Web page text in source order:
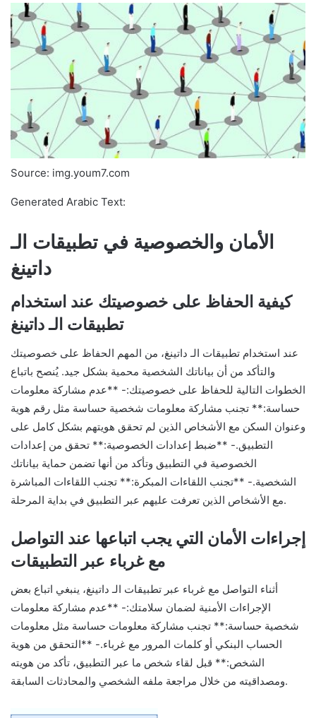
Source: img.youm7.com
Generated Arabic Text:
الأمان والخصوصية في تطبيقات الـ
داتينغ
كيفية الحفاظ على خصوصيتك عند استخدام
تطبيقات الـ داتينغ
عند استخدام تطبيقات الـ داتينغ، من المهم الحفاظ على خصوصيتك
والتأكد من أن بياناتك الشخصية محمية بشكل جيد. يُنصح باتباع
الخطوات التالية للحفاظ على خصوصيتك:- **عدم مشاركة معلومات
حساسة:** تجنب مشاركة معلومات شخصية حساسة مثل رقم هوية
وعنوان السكن مع الأشخاص الذين لم تحقق هويتهم بشكل كامل على
التطبيق.- **ضبط إعدادات الخصوصية:** تحقق من إعدادات
الخصوصية في التطبيق وتأكد من أنها تضمن حماية بياناتك
الشخصية.- **تجنب اللقاءات المبكرة:** تجنب اللقاءات المباشرة
مع الأشخاص الذين تعرفت عليهم عبر التطبيق في بداية المرحلة.
إجراءات الأمان التي يجب اتباعها عند التواصل
مع غرباء عبر التطبيقات
أثناء التواصل مع غرباء عبر تطبيقات الـ داتينغ، ينبغي اتباع بعض
الإجراءات الأمنية لضمان سلامتك:- **عدم مشاركة معلومات
شخصية حساسة:** تجنب مشاركة معلومات حساسة مثل معلومات
الحساب البنكي أو كلمات المرور مع غرباء.- **التحقق من هوية
الشخص:** قبل لقاء شخص ما عبر التطبيق، تأكد من هويته
ومصداقيته من خلال مراجعة ملفه الشخصي والمحادثات السابقة.